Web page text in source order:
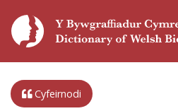
Cyfeirnodi